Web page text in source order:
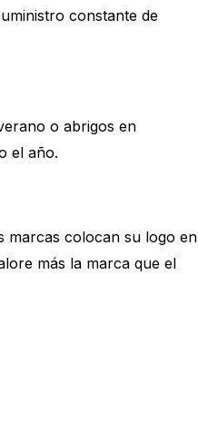
constante de
o abrigos en
el año.
marcas colocan su logo en
más la marca que el